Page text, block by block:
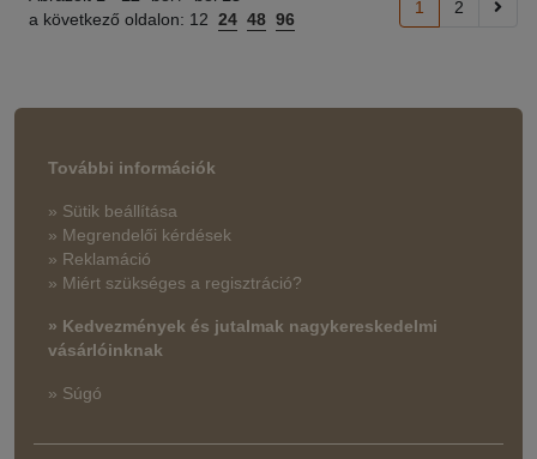
a következő oldalon: 12 24 48 96
1 2
További információk
» Sütik beállítása
» Megrendelői kérdések
» Reklamáció
» Miért szükséges a regisztráció?
» Kedvezmények és jutalmak nagykereskedelmi
vásárlóinknak
» Súgó